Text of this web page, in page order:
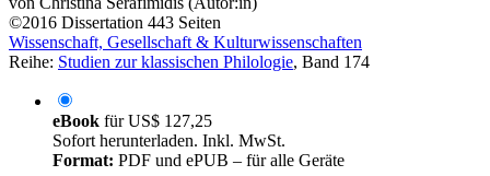
©2016 Dissertation 443 Seiten
Wissenschaft, Gesellschaft & Kulturwissenschaften
Reihe: Studien zur klassischen Philologie, Band 174
eBook fürUS$ 127,25
Sofort herunterladen. Inkl. MwSt.
Format: PDF und ePUB – für alle Geräte